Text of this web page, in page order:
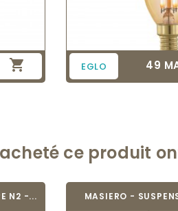
 EGLO 49
ce produit
N2 -... MASIERO -